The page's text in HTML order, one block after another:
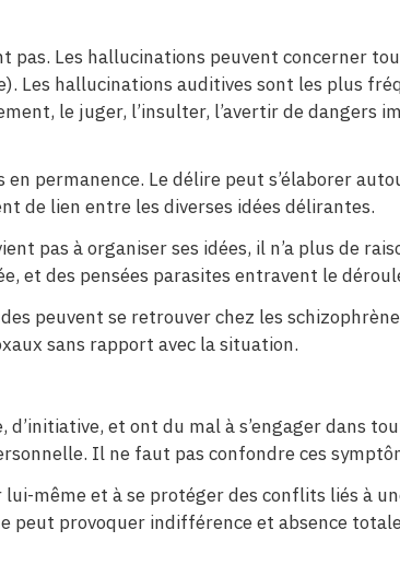
pas. Les hallucinations peuvent concerner
Les hallucinations auditives sont les plus
le juger, l’insulter, l’avertir de dangers
permanence. Le délire peut s’élaborer
de lien entre les diverses idées délirantes.
pas à organiser ses idées, il n’a plus de
et des pensées parasites entravent le
peuvent se retrouver chez les
sans rapport avec la situation.
et ont du mal à s’engager dans
Il ne faut pas confondre ces
même et à se protéger des conflits liés à
provoquer indifférence et absence